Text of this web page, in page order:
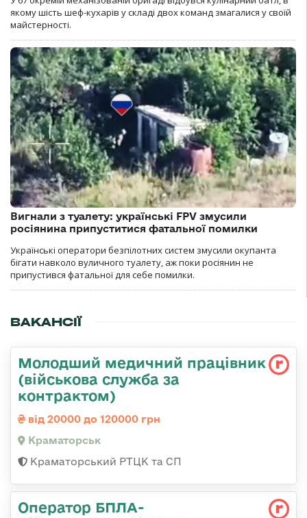
якому шість шеф-кухарів у складі двох команд змагалися у своїй
майстерності.
Вигнали з туалету: українські FPV змусили
росіянина припуститися фатальної помилки
Українські оператори безпілотних систем змусили окупанта
бігати навколо вуличного туалету, аж поки росіянин не
припустився фатальної для себе помилки.
ВАКАНСІЇ
Молодший медичний працівник
(військова служба за
контрактом)
від 20000 до 120000 грн
Краматорськ
Краматорський РТЦК та СП
Оператор БПЛА-